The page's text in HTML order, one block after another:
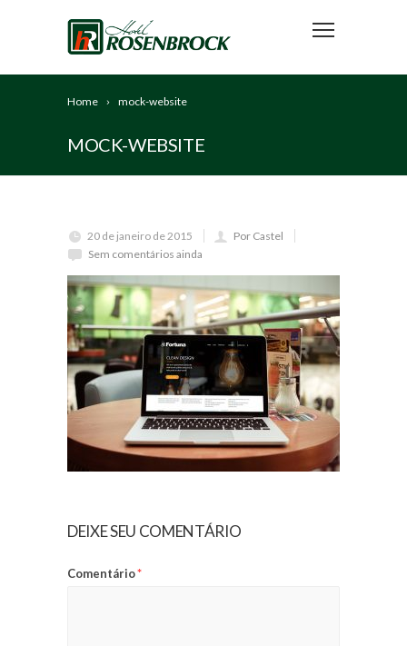
Home mock-website
MOCK-WEBSITE
20 de janeiro de 2015
Por Castel
Sem comentários ainda
DEIXE SEU COMENTÁRIO
Comentário*